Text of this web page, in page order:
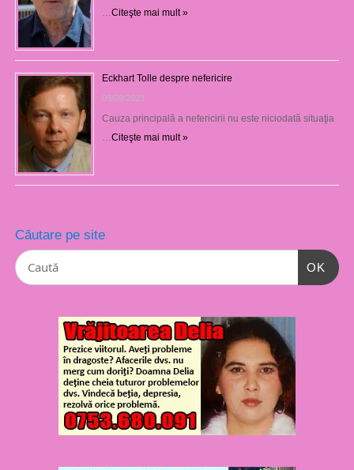
Citeşte mai mult »
Eckhart Tolle despre nefericire
09/09/2023
Cauza principală a nefericirii nu este niciodată situaţia
Citeşte mai mult »
Căutare pe site
OK